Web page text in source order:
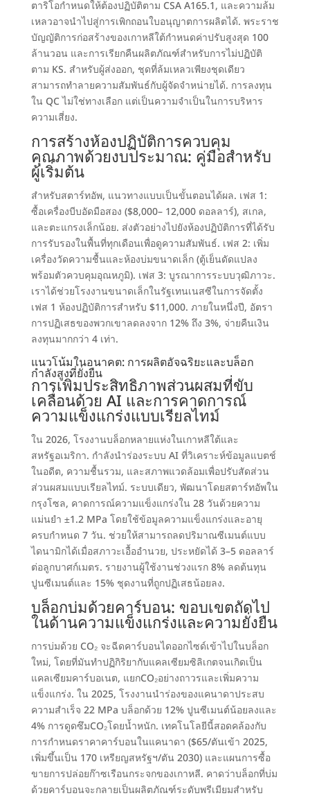
ตาริโอกำหนดให้ต้องปฏิบัติตาม CSA A165.1, และความล้ม
เหลวอาจนำไปสู่การเพิกถอนใบอนุญาตการผลิตได้. พระราช
บัญญัติการก่อสร้างของเกาหลีใต้กำหนดค่าปรับสูงสุด 100
ล้านวอน และการเรียกคืนผลิตภัณฑ์สำหรับการไม่ปฏิบัติ
ตาม KS. สำหรับผู้ส่งออก, ชุดที่ล้มเหลวเพียงชุดเดียว
สามารถทำลายความสัมพันธ์กับผู้จัดจำหน่ายได้. การลงทุน
ใน QC ไม่ใช่ทางเลือก แต่เป็นความจำเป็นในการบริหาร
ความเสี่ยง.
การสร้างห้องปฏิบัติการควบคุม
คุณภาพด้วยงบประมาณ: คู่มือสำหรับ
ผู้เริ่มต้น
สำหรับสตาร์ทอัพ, แนวทางแบบเป็นขั้นตอนได้ผล. เฟส 1:
ซื้อเครื่องบีบอัดมือสอง ($8,000– 12,000 ดอลลาร์), สเกล,
และตะแกรงเล็กน้อย. ส่งตัวอย่างไปยังห้องปฏิบัติการที่ได้รับ
การรับรองในพื้นที่ทุกเดือนเพื่อดูความสัมพันธ์. เฟส 2: เพิ่ม
เครื่องวัดความชื้นและห้องบ่มขนาดเล็ก(ตู้เย็นดัดแปลง
พร้อมตัวควบคุมอุณหภูมิ). เฟส 3: บูรณาการระบบวุฒิภาวะ.
เราได้ช่วยโรงงานขนาดเล็กในรัฐเทนเนสซีในการจัดตั้ง
เฟส 1 ห้องปฏิบัติการสำหรับ $11,000. ภายในหนึ่งปี, อัตรา
การปฏิเสธของพวกเขาลดลงจาก12% ถึง 3%, จ่ายคืนเงิน
ลงทุนมากกว่า 4 เท่า.
แนวโน้มในอนาคต: การผลิตอัจฉริยะและบล็อก
กำลังสูงที่ยั่งยืน
การเพิ่มประสิทธิภาพส่วนผสมที่ขับ
เคลื่อนด้วย AI และการคาดการณ์
ความแข็งแกร่งแบบเรียลไทม์
ใน 2026, โรงงานบล็อกหลายแห่งในเกาหลีใต้และ
สหรัฐอเมริกา. กำลังนำร่องระบบ AI ที่วิเคราะห์ข้อมูลแบตช์
ในอดีต, ความชื้นรวม, และสภาพแวดล้อมเพื่อปรับสัดส่วน
ส่วนผสมแบบเรียลไทม์. ระบบเดียว, พัฒนาโดยสตาร์ทอัพใน
กรุงโซล, คาดการณ์ความแข็งแกร่งใน 28 วันด้วยความ
แม่นยำ ±1.2 MPa โดยใช้ข้อมูลความแข็งแกร่งและอายุ
ครบกำหนด 7 วัน. ช่วยให้สามารถลดปริมาณซีเมนต์แบบ
ไดนามิกได้เมื่อสภาวะเอื้ออำนวย, ประหยัดได้ 3–5 ดอลลาร์
ต่อลูกบาศก์เมตร. รายงานผู้ใช้งานช่วงแรก8% ลดต้นทุน
ปูนซีเมนต์และ 15% ชุดงานที่ถูกปฏิเสธน้อยลง.
บล็อกบ่มด้วยคาร์บอน: ขอบเขตถัดไป
ในด้านความแข็งแกร่งและความยั่งยืน
การบ่มด้วย CO₂ จะฉีดคาร์บอนไดออกไซด์เข้าไปในบล็อก
ใหม่, โดยที่มันทำปฏิกิริยากับแคลเซียมซิลิเกตจนเกิดเป็น
แคลเซียมคาร์บอเนต, แยกCO₂อย่างถาวรและเพิ่มความ
แข็งแกร่ง. ใน 2025, โรงงานนำร่องของแคนาดาประสบ
ความสำเร็จ 22 MPa บล็อกด้วย 12%ปูนซีเมนต์น้อยลงและ
4% การดูดซึมCO₂โดยน้ำหนัก. เทคโนโลยีนี้สอดคล้องกับ
การกำหนดราคาคาร์บอนในแคนาดา ($65/ตันเข้า 2025,
เพิ่มขึ้นเป็น 170 เหรียญสหรัฐฯ/ตัน 2030) และแผนการซื้อ
ขายการปล่อยก๊าซเรือนกระจกของเกาหลี. คาดว่าบล็อกที่บ่ม
ด้วยคาร์บอนจะกลายเป็นผลิตภัณฑ์ระดับพรีเมียมสำหรับ